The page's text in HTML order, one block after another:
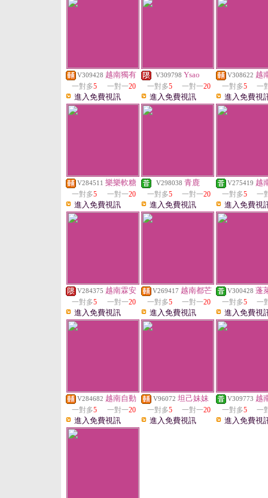
V309428 越南獨有
一對多5 一對一20
進入免費視訊
V309798 Ysao
一對多5 一對一20
進入免費視訊
V308622 越
一對多5 一
進入免費視
V284511 樂樂軟糖
一對多5 一對一20
進入免費視訊
V298038 青鹿
一對多5 一對一20
進入免費視訊
V275419 越
一對多5 一
進入免費視
V284375 越南霖安
一對多5 一對一20
進入免費視訊
V269417 越南都芒
一對多5 一對一20
進入免費視訊
V300428 蓬
一對多5 一
進入免費視
V284682 越南自動
一對多5 一對一20
進入免費視訊
V96072 坦己妹妹
一對多5 一對一20
進入免費視訊
V309773 越
一對多5 一
進入免費視